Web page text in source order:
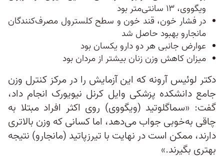
ویگووی، ۱۳ سانتی‌متر بود
در فشار خون، قند خون و سطح کلسترول مصرف‌کنندگان
مانجارو بهبود حاصل شد
عوارض جانبی هر دو دارو یکسان بود
میزان کاهش وزن زنان بیشتر از مردان بود
دکتر لوئیس آرونه که این آزمایش را در مرکز کنترل وزن
جامع دانشکده پزشکی وایل کرنل نیویورک انجام داد،
گفت: «سماگلوتید (ویگووی) روی اکثر افراد مبتلا به
چاقی به‌خوبی جواب می‌دهد، اما کسانی که وزن بالاتری
دارند، ممکن است در نهایت با تیرزپاتید (مانجارو) نتیجه
بهتری بگیرند.»